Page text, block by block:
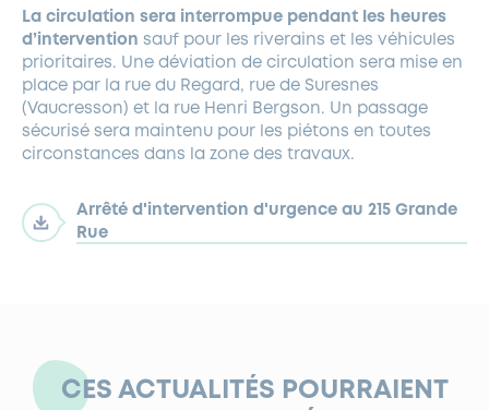
La circulation sera interrompue pendant les heures
d’intervention sauf pour les riverains et les véhicules
prioritaires. Une déviation de circulation sera mise en
place par la rue du Regard, rue de Suresnes
(Vaucresson) et la rue Henri Bergson. Un passage
sécurisé sera maintenu pour les piétons en toutes
circonstances dans la zone des travaux.
Arrêté d'intervention d'urgence au 215 Grande
Rue
CES ACTUALITÉS POURRAIENT